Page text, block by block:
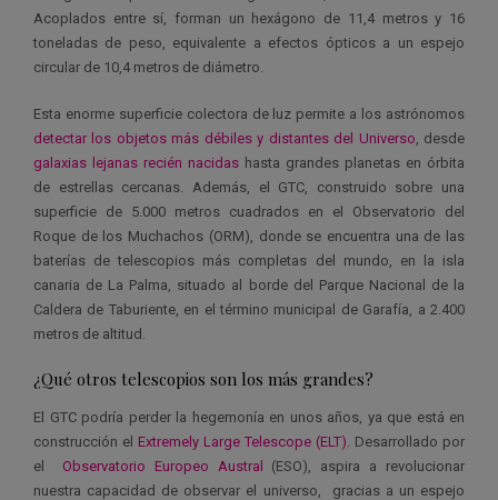
Acoplados entre sí, forman un hexágono de 11,4 metros y 16
toneladas de peso, equivalente a efectos ópticos a un espejo
circular de 10,4 metros de diámetro.
Esta enorme superficie colectora de luz permite a los astrónomos
detectar los objetos más débiles y distantes del Universo , desde
galaxias lejanas recién nacidas hasta grandes planetas en órbita
de estrellas cercanas. Además, el GTC, construido sobre una
superficie de 5.000 metros cuadrados en el Observatorio del
Roque de los Muchachos (ORM), donde se encuentra una de las
baterías de telescopios más completas del mundo, en la isla
canaria de La Palma, situado al borde del Parque Nacional de la
Caldera de Taburiente, en el término municipal de Garafía, a 2.400
metros de altitud.
¿Qué otros telescopios son los más grandes?
El GTC podría perder la hegemonía en unos años, ya que está en
construcción el Extremely Large Telescope (ELT) . Desarrollado por
el
Observatorio Europeo Austral (ESO) , aspira a revolucionar
nuestra capacidad de observar el universo, gracias a un espejo